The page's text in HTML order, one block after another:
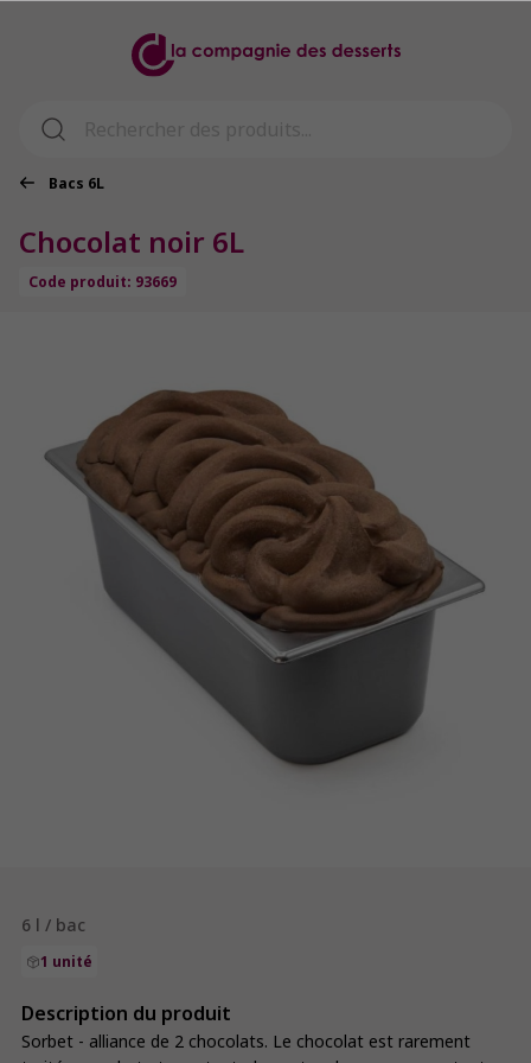
Bacs 6L
Chocolat noir 6L
Code produit: 93669
6 l / bac
1 unité
Description du produit
Sorbet - alliance de 2 chocolats. Le chocolat est rarement